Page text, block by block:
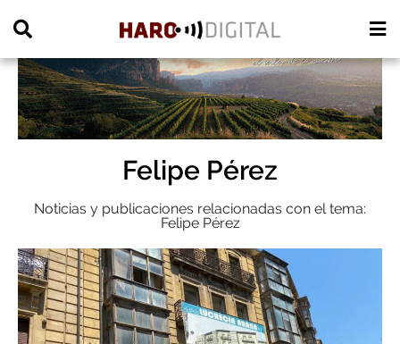
Felipe Pérez
Noticias y publicaciones relacionadas con el tema:
Felipe Pérez